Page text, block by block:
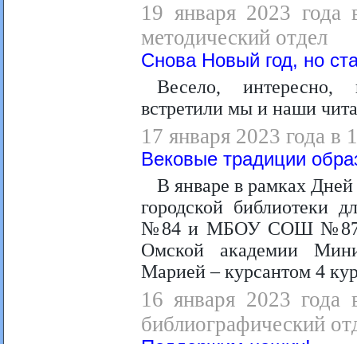
19 января 2023 года
методический отдел
Снова Новый год, но
Весело, интересно,
встретили мы и наши
17 января 2023 года
Вековые традиции
В январе в рамках
городской
№84 и МБОУ СОШ №87
Омской академии
Марией – курсантом 4
16 января 2023 года
библиографический